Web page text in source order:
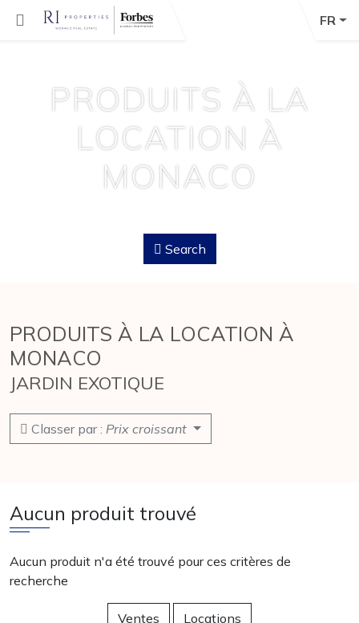
FR
PRODUITS À LA
LOCATION À
MONACO
Search
PRODUITS À LA LOCATION À
MONACO
JARDIN EXOTIQUE
Classer par : Prix croissant
Aucun produit trouvé
Aucun produit n'a été trouvé pour ces critères de
recherche
Ventes Locations